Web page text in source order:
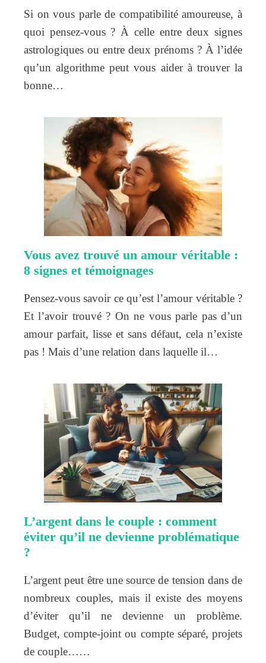
Si on vous parle de compatibilité amoureuse, à
quoi pensez-vous ? À celle entre deux signes
astrologiques ou entre deux prénoms ? À l’idée
qu’un algorithme peut vous aider à trouver la
bonne…
Vous avez trouvé un amour véritable :
8 signes et témoignages
Pensez-vous savoir ce qu’est l’amour véritable ?
Et l’avoir trouvé ? On ne vous parle pas d’un
amour parfait, lisse et sans défaut, cela n’existe
pas ! Mais d’une relation dans laquelle il…
L’argent dans le couple : comment
éviter qu’il ne devienne problématique
?
L’argent peut être une source de tension dans de
nombreux couples, mais il existe des moyens
d’éviter qu’il ne devienne un problème.
Budget, compte-joint ou compte séparé, projets
de couple……